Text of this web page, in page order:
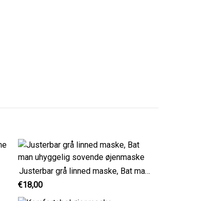
Justerbar grå linned maske, Bat man uhyggelig sovende øjenmaske
€18,00